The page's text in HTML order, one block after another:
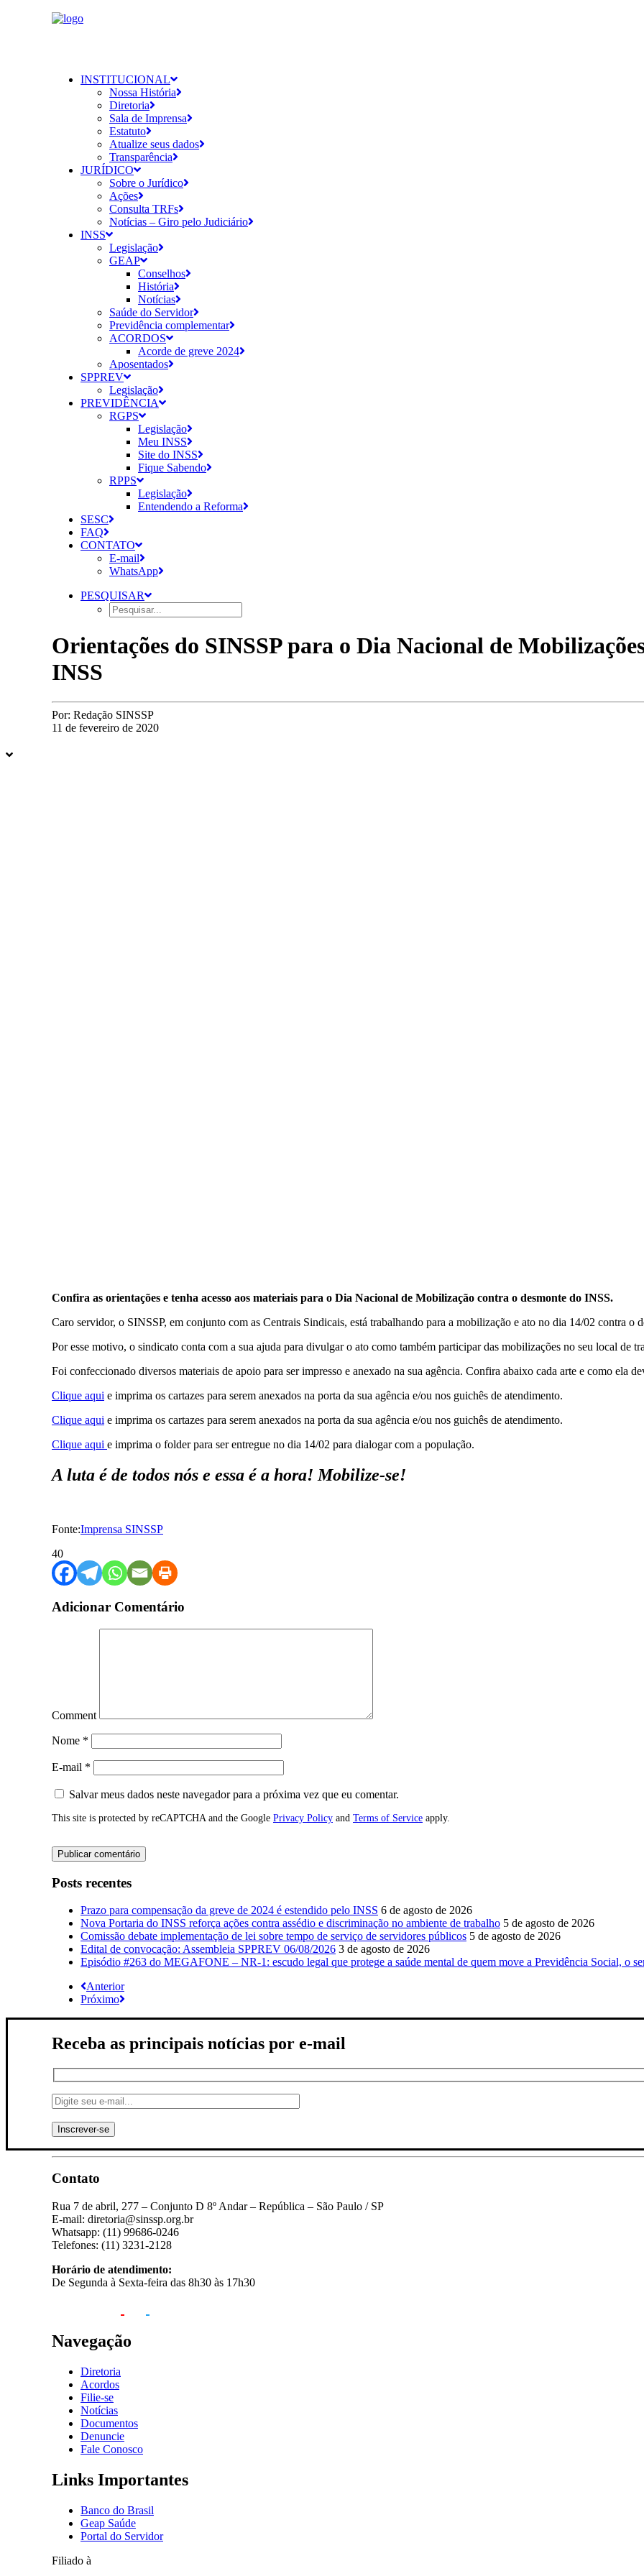
INSTITUCIONAL
Nossa História
Diretoria
Sala de Imprensa
Estatuto
Atualize seus dados
Transparência
JURÍDICO
Sobre o Jurídico
Ações
Consulta TRFs
Notícias – Giro pelo Judiciário
INSS
Legislação
GEAP
Conselhos
História
Notícias
Saúde do Servidor
Previdência complementar
ACORDOS
Acorde de greve 2024
Aposentados
SPPREV
Legislação
PREVIDÊNCIA
RGPS
Legislação
Meu INSS
Site do INSS
Fique Sabendo
RPPS
Legislação
Entendendo a Reforma
SESC
FAQ
CONTATO
E-mail
WhatsApp
PESQUISAR
Orientações do SINSSP para o Dia Nacional de
INSS
Por: Redação SINSSP
11 de fevereiro de 2020
Confira as orientações e tenha acesso aos materiais para o Dia Nacional de Mobilização contra o desmonte do INSS.
Caro servidor, o SINSSP, em conjunto com as Centrais Sindicais, está trabalhando para a mobilização e ato no dia 14/02 contra o
Por esse motivo, o sindicato conta com a sua ajuda para divulgar o ato como também participar das mobilizações no seu local de
Foi confeccionado diversos materiais de apoio para ser impresso e anexado na sua agência. Confira abaixo cada arte e como ela
Clique aqui e imprima os cartazes para serem anexados na porta da sua agência e/ou nos guichês de atendimento.
Clique aqui e imprima os cartazes para serem anexados na porta da sua agência e/ou nos guichês de atendimento.
Clique aqui e imprima o folder para ser entregue no dia 14/02 para dialogar com a população.
A luta é de todos nós e essa é a hora! Mobilize-se!
Fonte:Imprensa SINSSP
40
Adicionar Comentário
Comment
Nome *
E-mail *
Salvar meus dados neste navegador para a próxima vez que eu comentar.
This site is protected by reCAPTCHA and the Google Privacy Policy and Terms of Service apply.
Posts recentes
Prazo para compensação da greve de 2024 é estendido pelo INSS 6 de agosto de 2026
Nova Portaria do INSS reforça ações contra assédio e discriminação no ambiente de trabalho 5 de agosto de 2026
Comissão debate implementação de lei sobre tempo de serviço de servidores públicos 5 de agosto de 2026
Edital de convocação: Assembleia SPPREV 06/08/2026 3 de agosto de 2026
Episódio #263 do MEGAFONE – NR-1: escudo legal que protege a saúde mental de quem move a Previdência Social, o
Anterior
Próximo
Receba as principais notícias por e-mail
Contato
Rua 7 de abril, 277 – Conjunto D 8º Andar – República – São Paulo / SP
E-mail: diretoria@sinssp.org.br
Whatsapp: (11) 99686-0246
Telefones: (11) 3231-2128
Horário de atendimento:
De Segunda à Sexta-feira das 8h30 às 17h30
Navegação
Diretoria
Acordos
Filie-se
Notícias
Documentos
Denuncie
Fale Conosco
Links Importantes
Banco do Brasil
Geap Saúde
Portal do Servidor
Filiado à